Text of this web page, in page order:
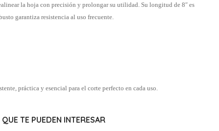
la hoja con precisión y prolongar su utilidad. Su longitud de 8″ es
garantiza resistencia al uso frecuente.
práctica y esencial para el corte perfecto en cada uso.
TE PUEDEN INTERESAR